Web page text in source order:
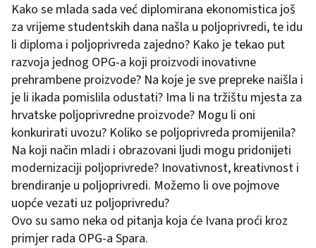
Kako se mlada sada već diplomirana ekonomistica još
za vrijeme studentskih dana našla u poljoprivredi, te idu
li diploma i poljoprivreda zajedno? Kako je tekao put
razvoja jednog OPG-a koji proizvodi inovativne
prehrambene proizvode? Na koje je sve prepreke naišla i
je li ikada pomislila odustati? Ima li na tržištu mjesta za
hrvatske poljoprivredne proizvode? Mogu li oni
konkurirati uvozu? Koliko se poljoprivreda promijenila?
Na koji način mladi i obrazovani ljudi mogu pridonijeti
modernizaciji poljoprivrede? Inovativnost, kreativnost i
brendiranje u poljoprivredi. Možemo li ove pojmove
uopće vezati uz poljoprivredu?
Ovo su samo neka od pitanja koja će Ivana proći kroz
primjer rada OPG-a Spara.